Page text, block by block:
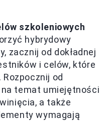
szkoleniowych
hybrydowy
zacznij od dokładnej
i celów, które
od
temat umiejętności
a także
wymagają